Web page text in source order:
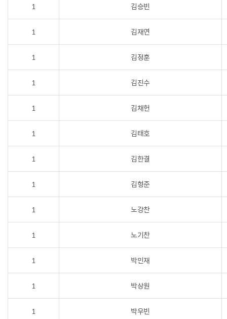
1 김승빈
1 김재연
1 김정훈
1 김진수
1 김채헌
1 김태호
1 김한결
1 김형준
1 노강찬
1 노기찬
1 박민재
1 박상원
1 박우빈